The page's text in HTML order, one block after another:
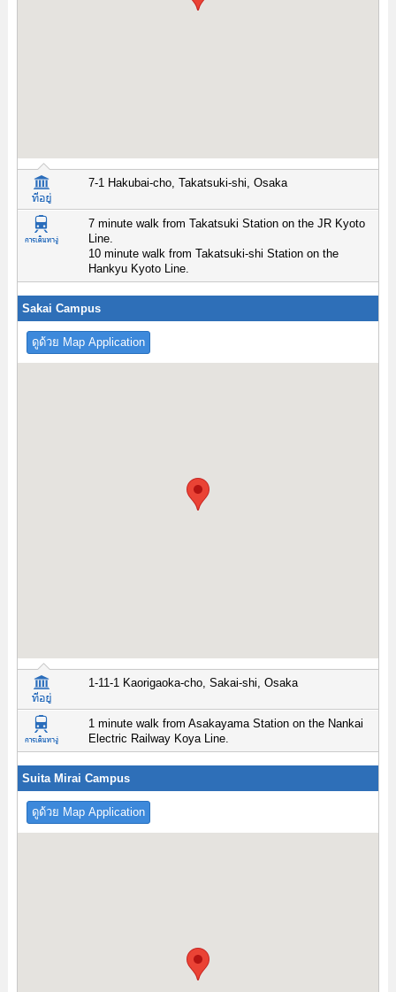
7-1 Hakubai-cho, Takatsuki-shi, Osaka
7 minute walk from Takatsuki Station on the JR Kyoto
Line.
10 minute walk from Takatsuki-shi Station on the
Hankyu Kyoto Line.
Sakai Campus
ดูด้วย Map Application
1-11-1 Kaorigaoka-cho, Sakai-shi, Osaka
1 minute walk from Asakayama Station on the Nankai
Electric Railway Koya Line.
Suita Mirai Campus
ดูด้วย Map Application